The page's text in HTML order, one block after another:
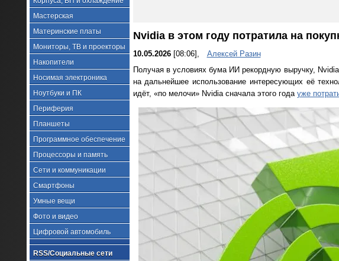
Мастерская
Материнские платы
Мониторы, ТВ и проекторы
Накопители
Носимая электроника
Ноутбуки и ПК
Периферия
Планшеты
Программное обеспечение
Процессоры и память
Сети и коммуникации
Смартфоны
Умные вещи
Фото и видео
Цифровой автомобиль
RSS/Социальные сети
Nvidia в этом году потратила на
10.05.2026[08:06],
Алексей Разин
Получая в условиях бума ИИ рекордную выручку,
на дальнейшее использование интересующих её
идёт, «по мелочи» Nvidia сначала этого года уже